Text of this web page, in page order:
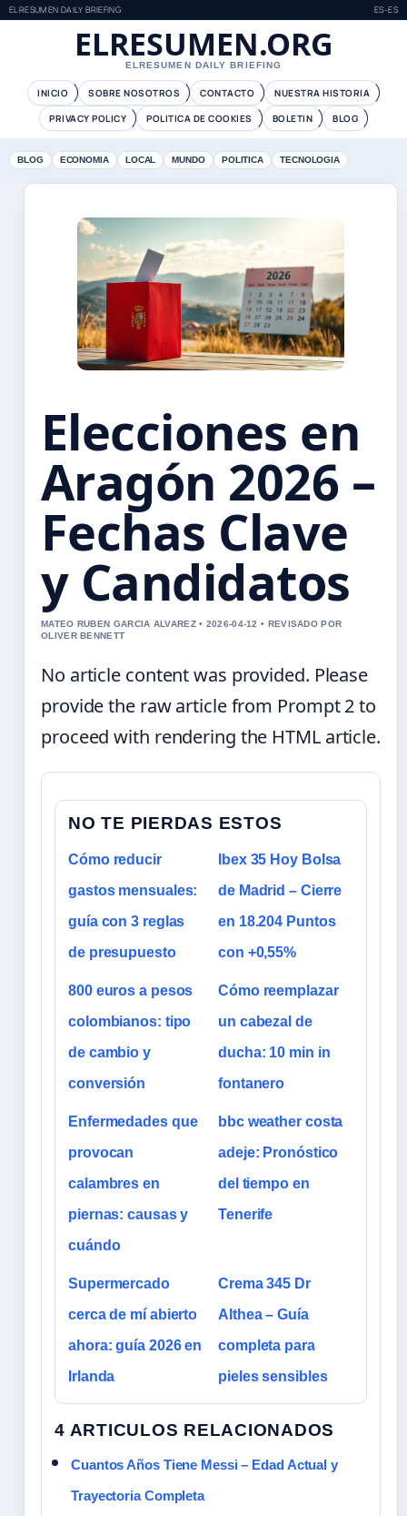
ELRESUMEN DAILY BRIEFING ES-ES
ELRESUMEN.ORG
ELRESUMEN DAILY BRIEFING
INICIO SOBRE NOSOTROS CONTACTO
NUESTRA HISTORIA
PRIVACY POLICY
POLITICA DE COOKIES BOLETIN BLOG
BLOG ECONOMIA LOCAL MUNDO POLITICA TECNOLOGIA
Elecciones en
Aragón 2026 –
Fechas Clave
y Candidatos
MATEO RUBEN GARCIA ALVAREZ • 2026-04-12 • REVISADO POR
OLIVER BENNETT
No article content was provided. Please
provide the raw article from Prompt 2 to
proceed with rendering the HTML article.
NO TE PIERDAS ESTOS
Cómo reducir
gastos mensuales:
guía con 3 reglas
de presupuesto
Ibex 35 Hoy Bolsa
de Madrid – Cierre
en 18.204 Puntos
con +0,55%
800 euros a pesos
colombianos: tipo
de cambio y
conversión
Cómo reemplazar
un cabezal de
ducha: 10 min in
fontanero
Enfermedades que
provocan
calambres en
piernas: causas y
cuándo
bbc weather costa
adeje: Pronóstico
del tiempo en
Tenerife
Supermercado
cerca de mí abierto
ahora: guía 2026 en
Irlanda
Crema 345 Dr
Althea – Guía
completa para
pieles sensibles
4 ARTICULOS RELACIONADOS
Cuantos Años Tiene Messi – Edad Actual y
Trayectoria Completa